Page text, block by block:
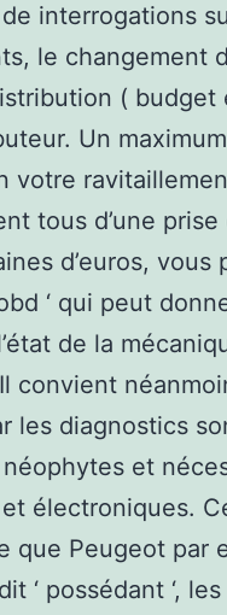
interrogations
le changement
( budget
Un
votre
tous d’une
d’euros, vous
‘ qui peut
de la
convient
les diagnostics
et
électroniques.
que Peugeot par
‘ possédant ‘,